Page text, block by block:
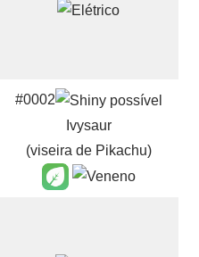
#0002
Ivysaur
(viseira de Pikachu)